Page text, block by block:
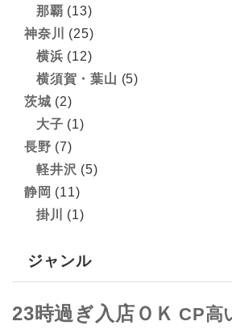
那覇 (13)
神奈川
(25)
横浜 (12)
横須賀・葉山 (5)
茨城 (2)
大子 (1)
長野 (7)
軽井沢 (5)
静岡 (11)
掛川
(1)
ジャンル
23時過ぎ入店ＯＫ CP高